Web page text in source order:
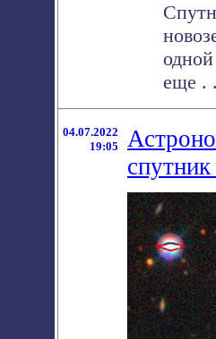
еще .
04.07.2022
19:05